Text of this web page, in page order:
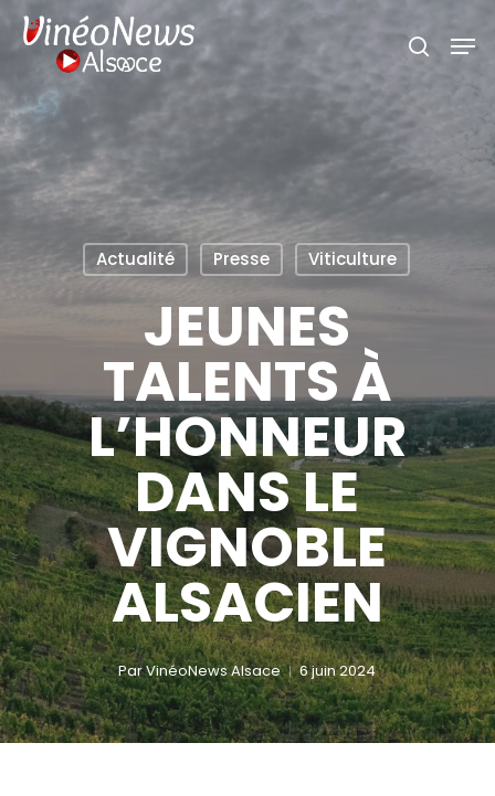
Skip
to
main
content
search
Actualité Presse Viticulture
JEUNES
TALENTS À
L’HONNEUR
DANS LE
VIGNOBLE
ALSACIEN
ParVinéoNews Alsace 6 juin 2024